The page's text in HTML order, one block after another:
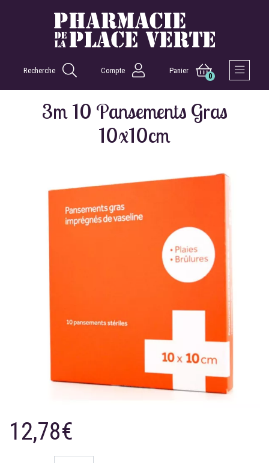
Recherche Compte Panier
0
3m 10 Pansements Gras
10x10cm
12,78€